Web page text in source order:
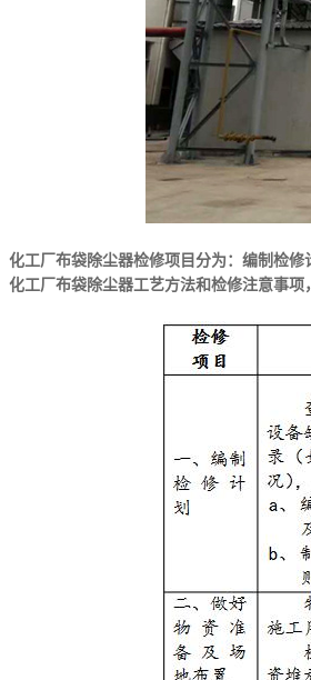
化工厂布袋除尘器检修项目分为：编制检
化工厂布袋除尘器工艺方法和检修注意事项